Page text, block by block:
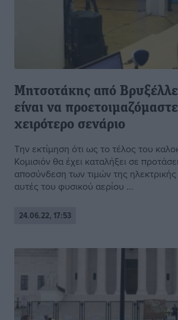
Μητσοτάκης από
είναι να
χειρότερο σενάριο
Την εκτίμηση ότι ως το τέλος του
Κομισιόν θα έχει καταλήξει σε
αποσύνδεση των τιμών της
αυτές του φυσικού αερίου ...
24.06.22, 17:53